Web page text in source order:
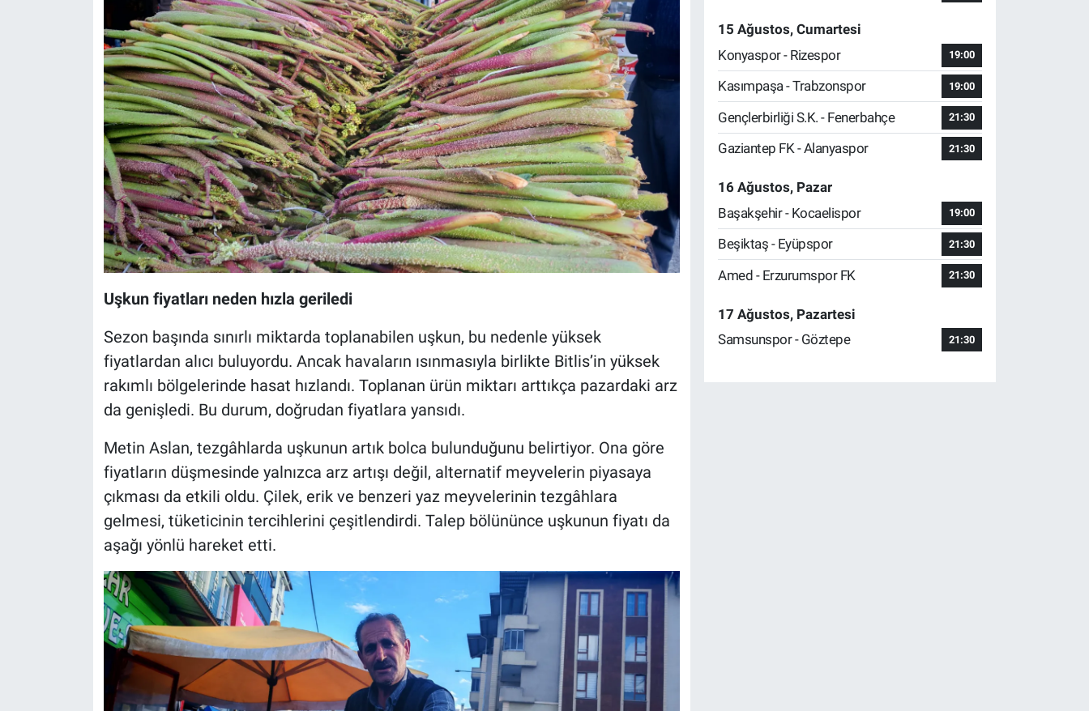
Uşkun fiyatları neden hızla geriledi
Sezon başında sınırlı miktarda toplanabilen uşkun, bu nedenle yüksek
fiyatlardan alıcı buluyordu. Ancak havaların ısınmasıyla birlikte Bitlis’in yüksek
rakımlı bölgelerinde hasat hızlandı. Toplanan ürün miktarı arttıkça pazardaki arz
da genişledi. Bu durum, doğrudan fiyatlara yansıdı.
Metin Aslan, tezgâhlarda uşkunun artık bolca bulunduğunu belirtiyor. Ona göre
fiyatların düşmesinde yalnızca arz artışı değil, alternatif meyvelerin piyasaya
çıkması da etkili oldu. Çilek, erik ve benzeri yaz meyvelerinin tezgâhlara
gelmesi, tüketicinin tercihlerini çeşitlendirdi. Talep bölününce uşkunun fiyatı da
aşağı yönlü hareket etti.
15 Ağustos, Cumartesi
Konyaspor - Rizespor
19:00
Kasımpaşa - Trabzonspor 19:00
Gençlerbirliği S.K. - Fenerbahçe 21:30
Gaziantep FK - Alanyaspor 21:30
16 Ağustos, Pazar
Başakşehir - Kocaelispor
19:00
Beşiktaş - Eyüpspor 21:30
Amed - Erzurumspor FK 21:30
17 Ağustos, Pazartesi
Samsunspor - Göztepe
21:30